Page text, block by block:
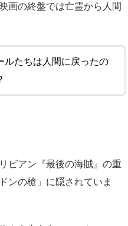
画の終盤では亡霊から人間
ルたちは人間に戻ったの
ビアン『最後の海賊』の重
ンの槍」に隠されていま